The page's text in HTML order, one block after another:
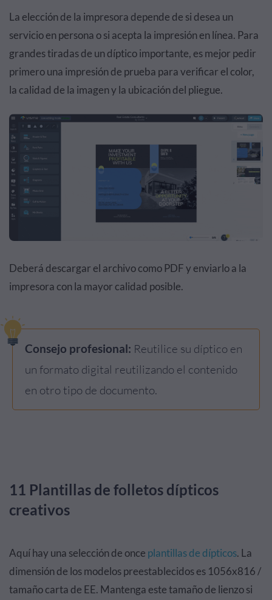
La elección de la impresora depende de si desea un
servicio en persona o si acepta la impresión en línea. Para
grandes tiradas de un díptico importante, es mejor pedir
primero una impresión de prueba para verificar el color,
la calidad de la imagen y la ubicación del pliegue.
Deberá descargar el archivo como PDF y enviarlo a la
impresora con la mayor calidad posible.
Consejo profesional: Reutilice su díptico en
un formato digital reutilizando el contenido
en otro tipo de documento.
11 Plantillas de folletos dípticos
creativos
Aquí hay una selección de once plantillas de dípticos. La
dimensión de los modelos preestablecidos es 1056x816 /
tamaño carta de EE. Mantenga este tamaño de lienzo si